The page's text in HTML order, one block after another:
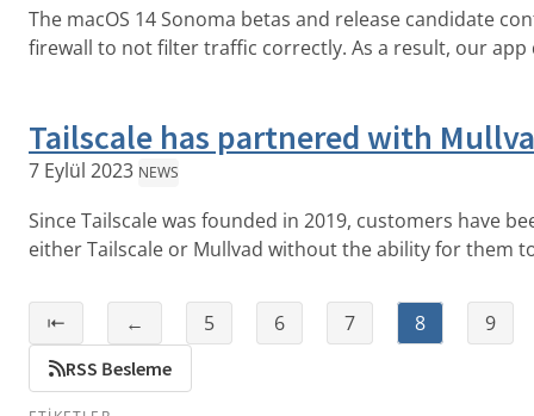
The macOS 14 Sonoma betas and release candidate
firewall to not filter traffic correctly. As a result, our app
Tailscale has partnered with
7 Eylül 2023 NEWS
Since Tailscale was founded in 2019, customers have
either Tailscale or Mullvad without the ability for them
⇤ ← 5 6 7 8 9
RSS Besleme